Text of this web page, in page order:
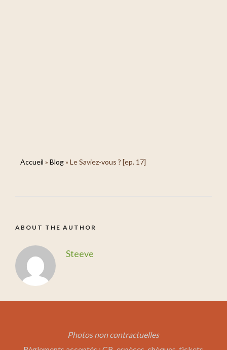
Accueil » Blog» Le Saviez-vous ? [ep. 17]
ABOUT THE AUTHOR
Steeve
Photos non contractuelles